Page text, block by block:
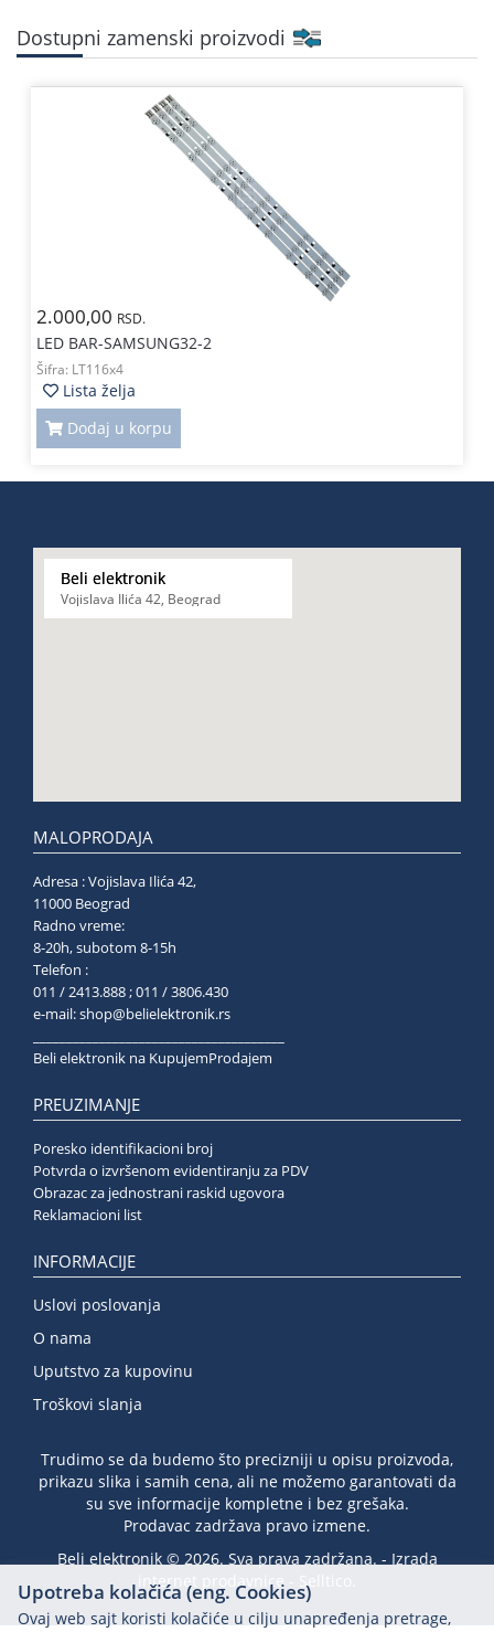
Dostupni zamenski proizvodi
2.000,00 RSD.
LED BAR-SAMSUNG32-2
Šifra: LT116x4
Lista želja
Dodaj u korpu
Beli elektronik
Vojislava Ilića 42, Beograd
MALOPRODAJA
Adresa : Vojislava Ilića 42,
11000 Beograd
Radno vreme:
8-20h, subotom 8-15h
Telefon :
011 / 2413.888 ; 011 / 3806.430
e-mail:shop@belielektronik.rs
Beli elektronik na KupujemProdajem
PREUZIMANJE
Poresko identifikacioni broj
Potvrda o izvršenom evidentiranju za PDV
Obrazac za jednostrani raskid ugovora
Reklamacioni list
INFORMACIJE
Uslovi poslovanja
O nama
Uputstvo za kupovinu
Troškovi slanja
Trudimo se da budemo što precizniji u opisu proizvoda,
prikazu slika i samih cena, ali ne možemo garantovati da
su sve informacije kompletne i bez grešaka.
Prodavac zadržava pravo izmene.
Beli elektronik © 2026. Sva prava zadržana. - Izrada
internet prodavnice
Selltico.
Upotreba kolačića (eng. Cookies)
Ovaj web sajt koristi kolačiće u cilju unapređenja pretrage,